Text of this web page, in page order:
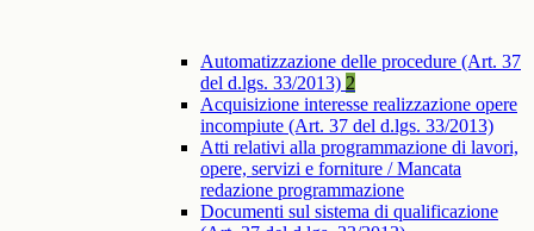
Automatizzazione delle procedure (Art. 37
del d.lgs. 33/2013) 2
Acquisizione interesse realizzazione opere
incompiute (Art. 37 del d.lgs. 33/2013)
Atti relativi alla programmazione di lavori,
opere, servizi e forniture / Mancata
redazione programmazione
Documenti sul sistema di qualificazione